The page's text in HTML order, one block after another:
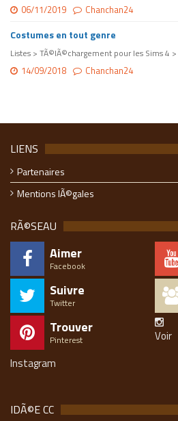
06/11/2019 Chanchan24
Costumes en tout genre
Listes > TÃ©lÃ©chargement pour les Sims 4
14/09/2018 Chanchan24
LIENS
Partenaires
Mentions lÃ©gales
RÃ©SEAU
Aimer
Facebook
Suivre
Twitter
Trouver
Pinterest
Voir
Instagram
IDÃ©E CC